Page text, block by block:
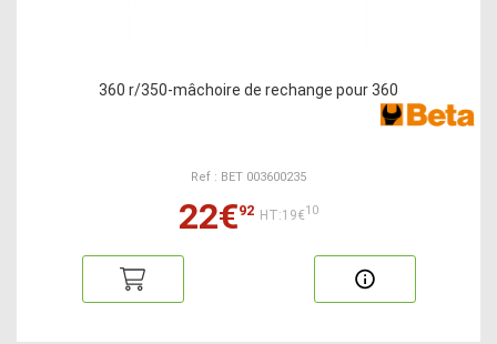
360 r/350-mâchoire de rechange pour 360
Ref : BET 003600235
22€92 HT:19€10